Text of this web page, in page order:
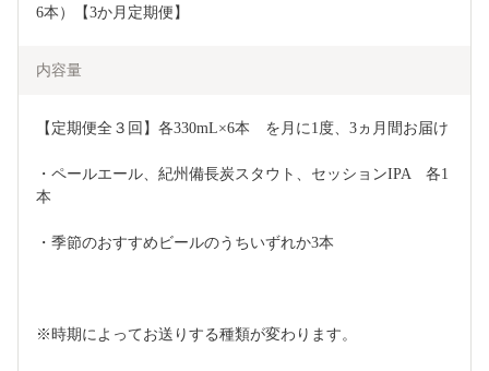
6本）【3か月定期便】
内容量
【定期便全３回】各330mL×6本　を月に1度、3ヵ月間お届け
・ペールエール、紀州備長炭スタウト、セッションIPA　各1
本
・季節のおすすめビールのうちいずれか3本
※時期によってお送りする種類が変わります。